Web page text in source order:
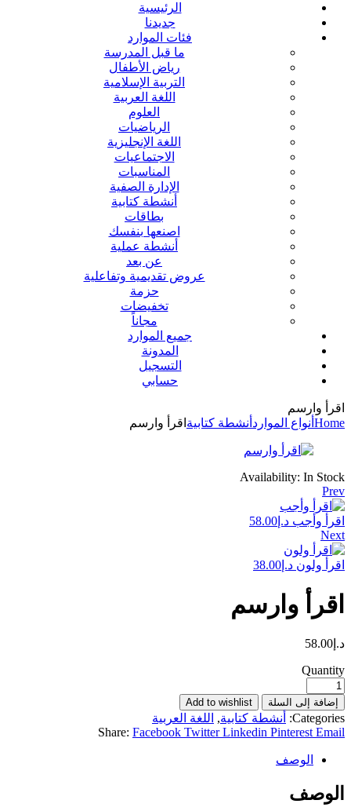
الرئيسية
جديدنا
فئات الموارد
ما قبل المدرسة
رياض الأطفال
التربية الإسلامية
اللغة العربية
العلوم
الرياضيات
اللغة الإنجليزية
الاجتماعيات
المناسبات
الإدارة الصفية
أنشطة كتابية
بطاقات
اصنعها بنفسك
أنشطة عملية
عن بعد
عروض تقديمية وتفاعلية
حزمة
تخفيضات
مجاناً
جميع الموارد
المدونة
التسجيل
حسابي
اقرأ وارسم
Home أنواع الموارد أنشطة كتابية اقرأ وارسم
Availability: In Stock
Prev
اقرأ وأجب د.إ 58.00
Next
اقرأ ولون د.إ 38.00
اقرأ وارسم
د.إ 58.00
Quantity
إضافة إلى السلة Add to wishlist
Categories: أنشطة كتابية, اللغة العربية
Share: Facebook Twitter Linkedin Pinterest Email
الوصف
الوصف